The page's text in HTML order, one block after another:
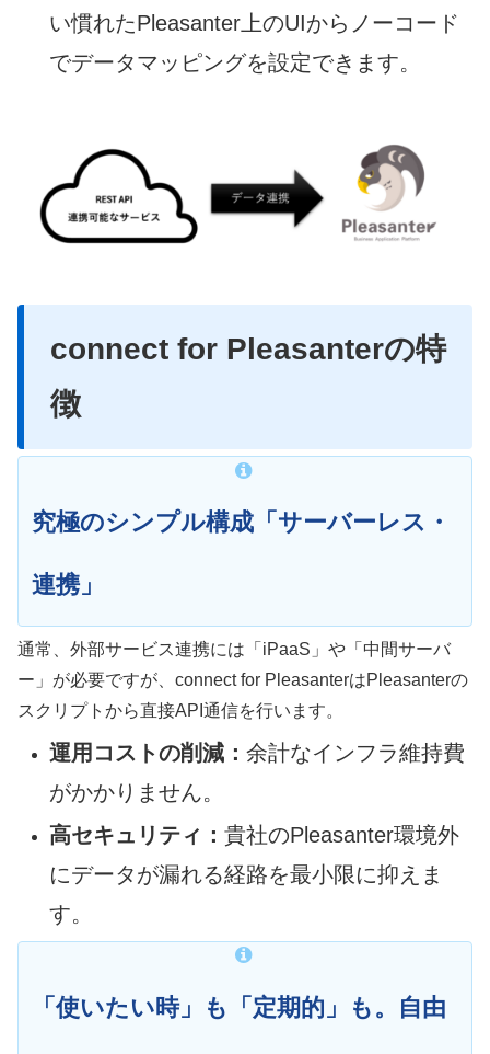
い慣れたPleasanter上のUIからノーコード
でデータマッピングを設定できます。
connect for Pleasanterの特
徴
究極のシンプル構成「サーバーレス・
連携」
通常、外部サービス連携には「iPaaS」や「中間サーバ
ー」が必要ですが、connect for PleasanterはPleasanterの
スクリプトから直接API通信を行います。
運用コストの削減：余計なインフラ維持費
がかかりません。
高セキュリティ：貴社のPleasanter環境外
にデータが漏れる経路を最小限に抑えま
す。
「使いたい時」も「定期的」も。自由